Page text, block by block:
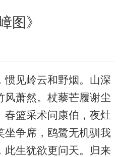
图》
见岭云和野烟。山深
风萧然。杖藜芒履谢尘
春篮采术问康伯，夜灶
坐争席，鸥鹭无机驯我
此生犹欲更问天。归来